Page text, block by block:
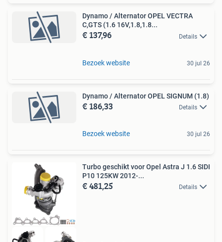
Dynamo / Alternator OPEL VECTRA
C,GTS (1.6 16V,1.8,1.8...
€ 137,96 Details
Bezoek website 30 jul 26
Dynamo / Alternator OPEL SIGNUM (1.8)
€ 186,33 Details
Bezoek website 30 jul 26
Turbo geschikt voor Opel Astra J 1.6 SIDI
P10 125KW 2012-...
€ 481,25 Details